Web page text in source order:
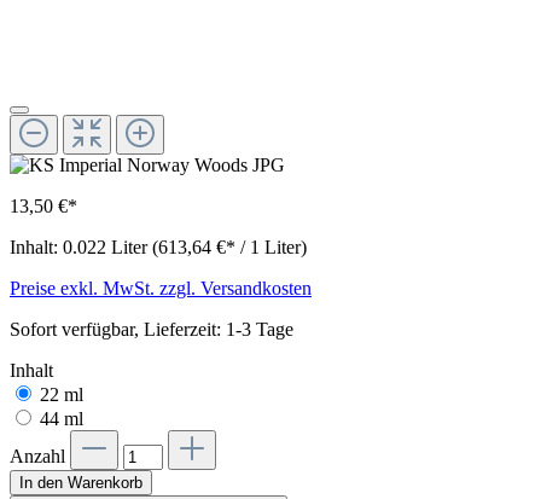
13,50 €*
Inhalt: 0.022 Liter(613,64 €* / 1 Liter)
Preise exkl. MwSt. zzgl. Versandkosten
Sofort verfügbar, Lieferzeit: 1-3 Tage
Inhalt
22 ml
44 ml
Anzahl
In den Warenkorb